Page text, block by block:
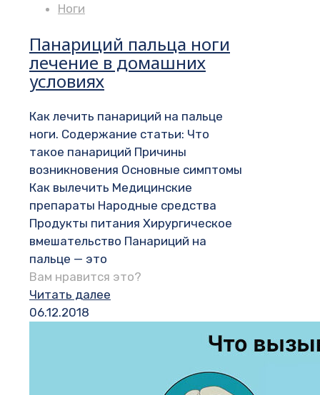
Ноги
Панариций пальца ноги
лечение в домашних
условиях
Как лечить панариций на пальце
ноги. Содержание статьи: Что
такое панариций Причины
возникновения Основные симптомы
Как вылечить Медицинские
препараты Народные средства
Продукты питания Хирургическое
вмешательство Панариций на
пальце — это
Вам нравится это?
Читать далее
06.12.2018